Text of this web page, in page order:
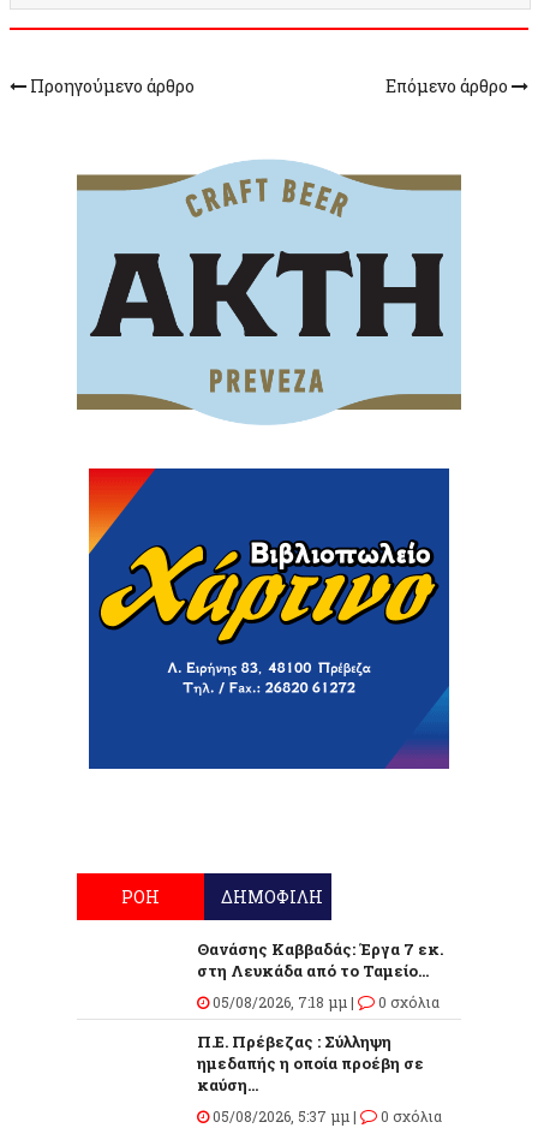
Προηγούμενο άρθρο Επόμενο άρθρο
ΡΟΗ ΔΗΜΟΦΙΛΗ
Θανάσης Καββαδάς: Έργα 7 εκ.
στη Λευκάδα από το Ταμείο...
05/08/2026, 7:18 μμ | 0 σχόλια
Π.Ε. Πρέβεζας : Σύλληψη
ημεδαπής η οποία προέβη σε
καύση...
05/08/2026, 5:37 μμ | 0 σχόλια